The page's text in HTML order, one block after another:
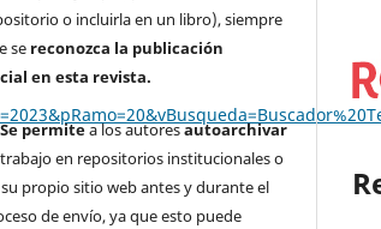
o incluirla en un libro), siempre
se reconozca la publicación
en esta revista.
Se permitea los autoresautoarchivar
en repositorios institucionales o
propio sitio web antes y durante el
de envío, ya que esto puede